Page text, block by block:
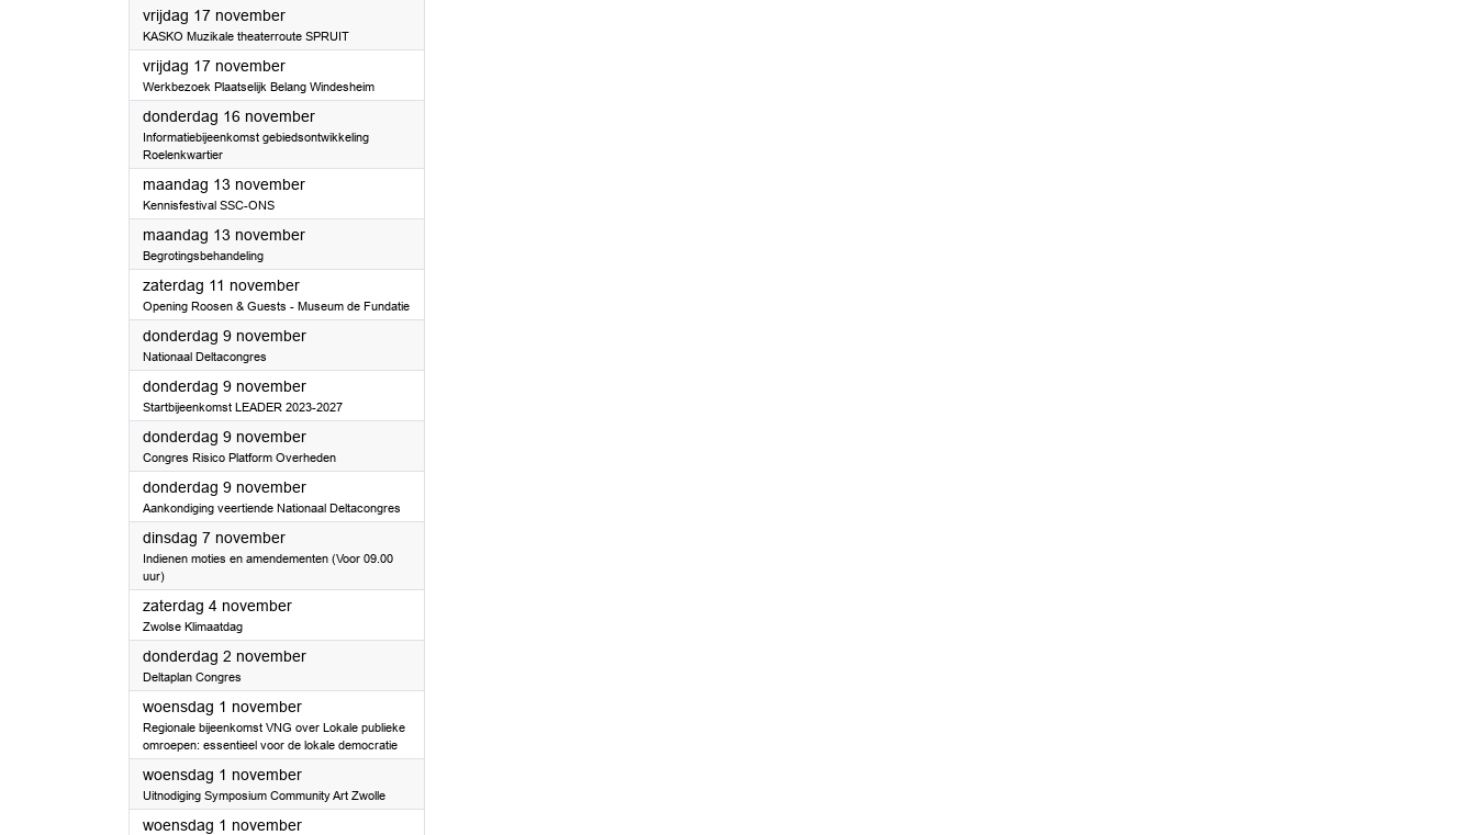
vrijdag 17 november2023
KASKO Muzikale theaterroute SPRUIT
vrijdag 17 november2023
Werkbezoek Plaatselijk Belang Windesheim
donderdag 16 november2023
Informatiebijeenkomst gebiedsontwikkeling
Roelenkwartier
maandag 13 november2023
Kennisfestival SSC-ONS
maandag 13 november2023
Begrotingsbehandeling
zaterdag 11 november2023
Opening Roosen & Guests - Museum de Fundatie
donderdag 9 november2023
Nationaal Deltacongres
donderdag 9 november2023
Startbijeenkomst LEADER 2023-2027
donderdag 9 november2023
Congres Risico Platform Overheden
donderdag 9 november2023
Aankondiging veertiende Nationaal Deltacongres
dinsdag 7 november2023
Indienen moties en amendementen (Voor 09.00
uur)
zaterdag 4 november2023
Zwolse Klimaatdag
donderdag 2 november2023
Deltaplan Congres
woensdag 1 november2023
Regionale bijeenkomst VNG over Lokale publieke
omroepen: essentieel voor de lokale democratie
woensdag 1 november2023
Uitnodiging Symposium Community Art Zwolle
woensdag 1 november2023